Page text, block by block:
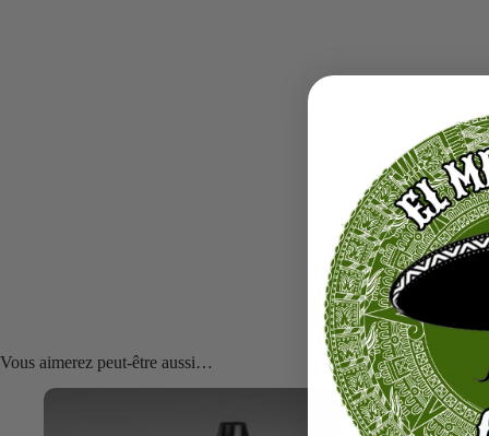
Vous aimerez peut-être aussi…